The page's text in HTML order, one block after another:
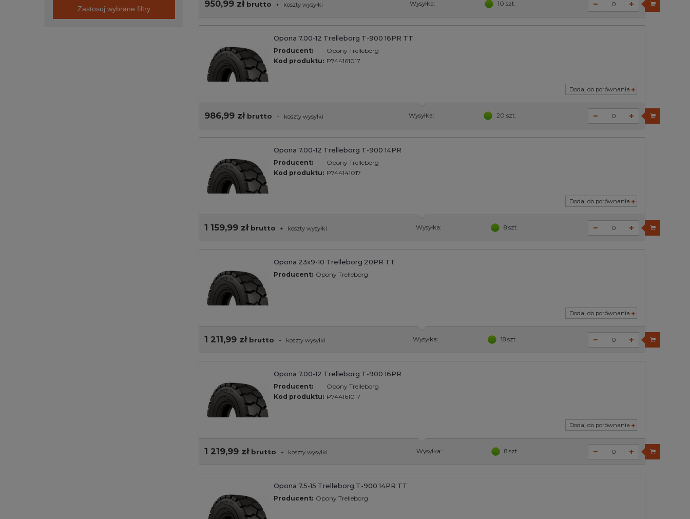
Zastosuj wybrane filtry 950,99 złbrutto + koszty wysyłki Wysyłka: 10 szt.
Opona 7.00-12 Trelleborg T-900 16PR TT
Producent:
Opony Trelleborg
Kod produktu: P744161017
Dodaj do porównania
986,99 złbrutto + koszty wysyłki Wysyłka: 20 szt.
Opona 7.00-12 Trelleborg T-900 14PR
Producent:
Opony Trelleborg
Kod produktu: P744141017
Dodaj do porównania
1 159,99 złbrutto + koszty wysyłki Wysyłka: 8 szt.
Opona 23x9-10 Trelleborg 20PR TT
Producent: Opony Trelleborg
Dodaj do porównania
1 211,99 złbrutto + koszty wysyłki Wysyłka: 18 szt.
Opona 7.00-12 Trelleborg T-900 16PR
Producent:
Opony Trelleborg
Kod produktu: P744161017
Dodaj do porównania
1 219,99 złbrutto + koszty wysyłki Wysyłka: 8 szt.
Opona 7.5-15 Trelleborg T-900 14PR TT
Producent: Opony Trelleborg